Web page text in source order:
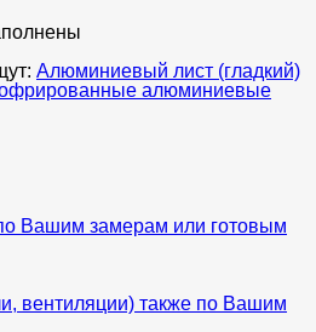
Алюминиевый лист (гладкий)
алюминиевые
Вашим замерам или готовым
вентиляции) также по Вашим